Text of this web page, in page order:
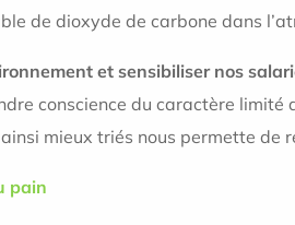
de dioxyde de carbone dans
et sensibiliser nos
conscience du caractère
ainsi mieux triés nous permette de
pain